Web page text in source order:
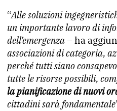
“Alle soluzioni
un importante lavoro di
dell’emergenza – ha
associazioni di categoria,
perché tutti siano
tutte le risorse possibili,
la pianificazione di nuovi
cittadini sarà fondamentale